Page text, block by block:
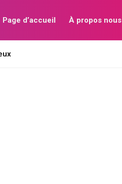
Page d’accueil À propos nous